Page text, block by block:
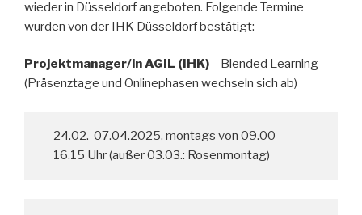
wieder in Düsseldorf angeboten. Folgende Termine
wurden von der IHK Düsseldorf bestätigt:
Projektmanager/in AGIL (IHK)– Blended Learning
(Präsenztage und Onlinephasen wechseln sich ab)
24.02.-07.04.2025, montags von 09.00-
16.15 Uhr (außer 03.03.: Rosenmontag)